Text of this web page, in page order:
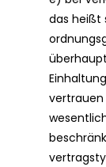
das heißt
vertrauen